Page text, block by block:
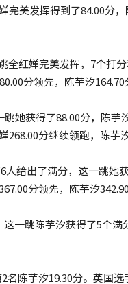
完美发挥得到了84.00分
全红婵完美发挥，7个打
分领先，陈芋汐164.70
她获得了88.00分，陈芋
分继续领跑，陈芋
给出了满分，这一跳她
分领先，陈芋汐
一跳陈芋汐获得了5个满
陈芋汐19.30分。英国选